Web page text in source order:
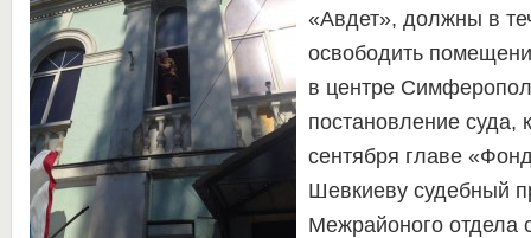
«Авдет», должны в
освободить
в центре
постановление суда,
сентября главе
Шевкиеву судебный
Межрайоного отдела